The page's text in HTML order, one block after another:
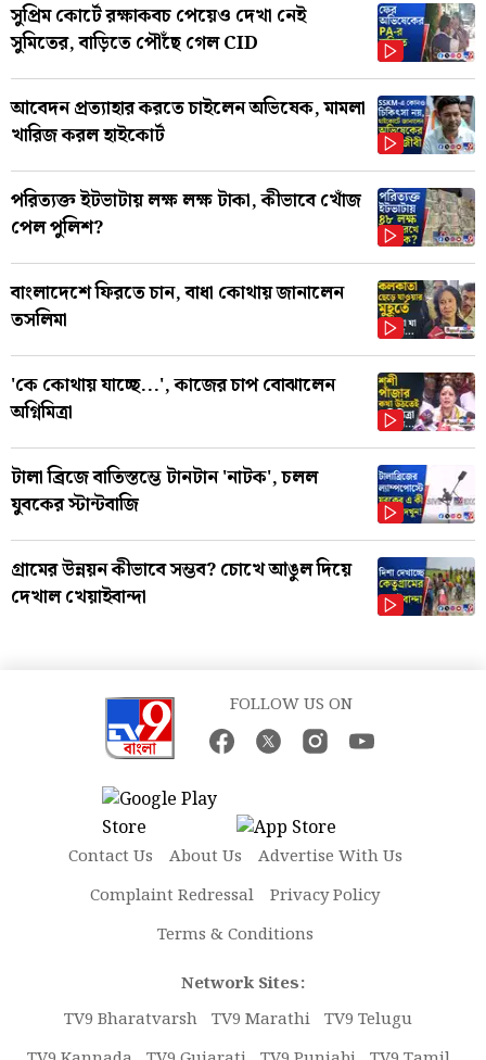
সুপ্রিম কোর্টে রক্ষাকবচ পেয়েও দেখা নেই
সুমিতের, বাড়িতে পৌঁছে গেল CID
আবেদন প্রত্যাহার করতে চাইলেন অভিষেক, মামলা
খারিজ করল হাইকোর্ট
পরিত্যক্ত ইটভাটায় লক্ষ লক্ষ টাকা, কীভাবে খোঁজ
পেল পুলিশ?
বাংলাদেশে ফিরতে চান, বাধা কোথায় জানালেন
তসলিমা
'কে কোথায় যাচ্ছে...', কাজের চাপ বোঝালেন
অগ্নিমিত্রা
টালা ব্রিজে বাতিস্তম্ভে টানটান 'নাটক', চলল
যুবকের স্টান্টবাজি
গ্রামের উন্নয়ন কীভাবে সম্ভব? চোখে আঙুল দিয়ে
দেখাল খেয়াইবান্দা
FOLLOW US ON
Contact Us About Us
Advertise With Us
Complaint Redressal
Privacy Policy
Terms & Conditions
Network Sites:
TV9 Bharatvarsh TV9 Marathi TV9 Telugu